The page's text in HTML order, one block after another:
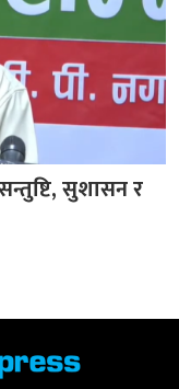
सुशासन र